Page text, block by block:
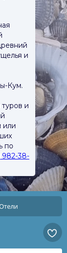
и
Кум.
и
или
по
982-38-